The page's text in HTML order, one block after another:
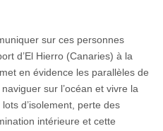
sur ces personnes
d’El Hierro (Canaries) à la
en évidence les parallèles de
sur l’océan et vivre la
d’isolement, perte des
intérieure et cette